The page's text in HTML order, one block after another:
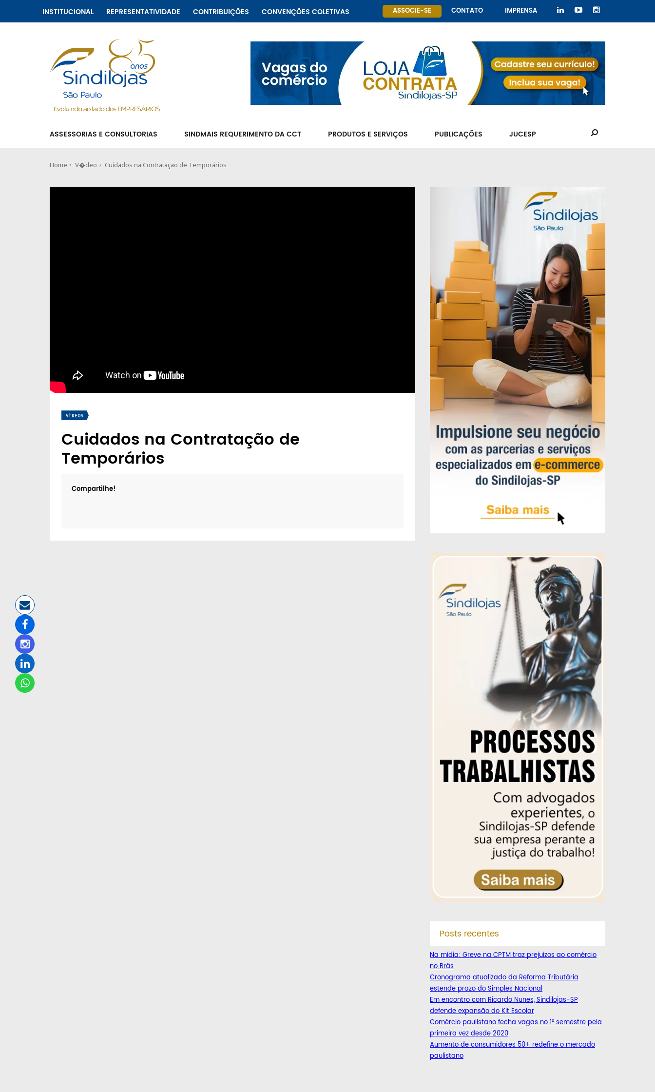
INSTITUCIONAL REPRESENTATIVIDADE CONTRIBUIÇÕES CONVENÇÕES COLETIVAS ASSOCIE-SE CONTATO IMPRENSA
ASSESSORIAS E CONSULTORIAS SINDMAIS REQUERIMENTO DA CCT PRODUTOS E SERVIÇOS PUBLICAÇÕES JUCESP
Home V�deo Cuidados na Contratação de Temporários
VÍDEOS
Cuidados na Contratação de
Temporários
Compartilhe!
Posts recentes
Na mídia: Greve na CPTM traz prejuízos ao comércio
no Brás
Cronograma atualizado da Reforma Tributária
estende prazo do Simples Nacional
Em encontro com Ricardo Nunes, Sindilojas-SP
defende expansão do Kit Escolar
Comércio paulistano fecha vagas no 1° semestre pela
primeira vez desde 2020
Aumento de consumidores 50+ redefine o mercado
paulistano